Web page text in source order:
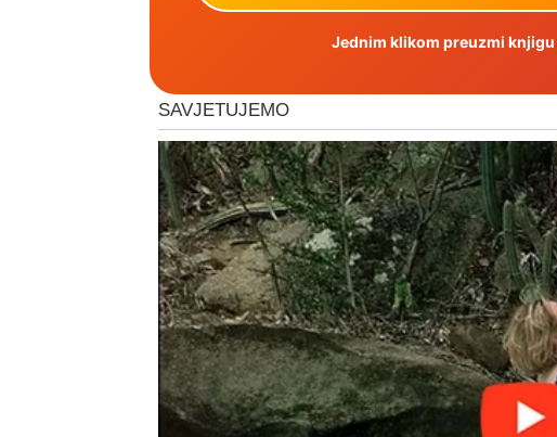
Jednim klikom preuzmi